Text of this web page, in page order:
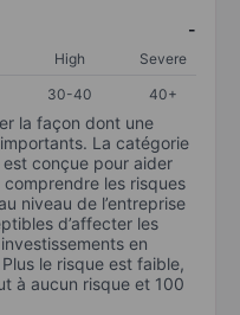
-
High
Severe
30-40 40+
la façon dont une
La catégorie
conçue pour aider
les risques
niveau de l’entreprise
d’affecter les
en
le risque est faible,
à aucun risque et 100